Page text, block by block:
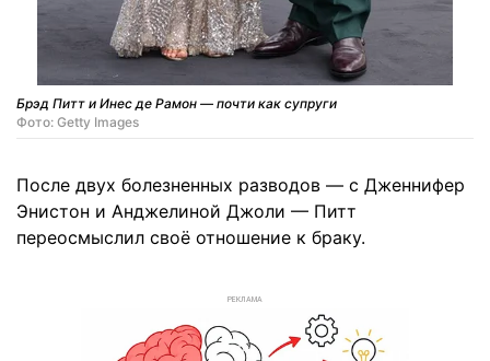
Брэд Питт и Инес де Рамон — почти как супруги
Фото: Getty Images
После двух болезненных разводов — с Дженнифер
Энистон и Анджелиной Джоли — Питт
переосмыслил своё отношение к браку.
РЕКЛАМА